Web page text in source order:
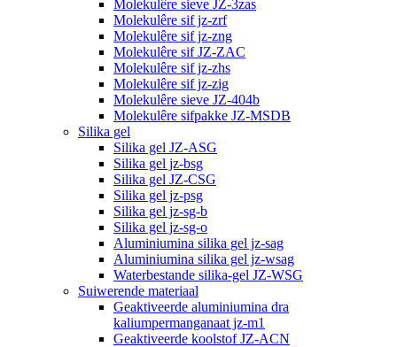
Molekulêre sieve JZ-3zas
Molekulêre sif jz-zrf
Molekulêre sif jz-zng
Molekulêre sif JZ-ZAC
Molekulêre sif jz-zhs
Molekulêre sif jz-zig
Molekulêre sieve JZ-404b
Molekulêre sifpakke JZ-MSDB
Silika gel
Silika gel JZ-ASG
Silika gel jz-bsg
Silika gel JZ-CSG
Silika gel jz-psg
Silika gel jz-sg-b
Silika gel jz-sg-o
Aluminiumina silika gel jz-sag
Aluminiumina silika gel jz-wsag
Waterbestande silika-gel JZ-WSG
Suiwerende materiaal
Geaktiveerde aluminiumina dra
kaliumpermanganaat jz-m1
Geaktiveerde koolstof JZ-ACN